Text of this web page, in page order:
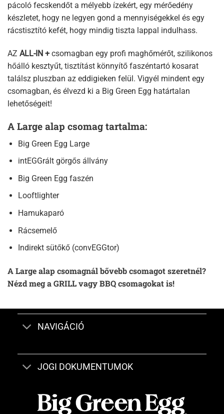
pácoló fecskendőt a mélyebb ízekért, egy mérőedény
készletet, hogy ne legyen gond a mennyiségekkel és egy
rácstisztító kefét, hogy mindig tiszta lappal indulhass.
AZ ALL-IN + csomagban egy profi maghőmérőt, szilikonos
hőálló kesztyűt, tisztítást könnyítő faszéntartó kosarat
találsz pluszban az eddigieken felül. Vigyél mindent egy
csomagban, és élvezd ki a Big Green Egg határtalan
lehetőségeit!
A Large alap csomag tartalma:
Big Green Egg Large
intEGGrált görgős állvány
Big Green Egg faszén
Looftlighter
Hamukaparó
Rácsemelő
Indirekt sütőkő (convEGGtor)
A Large alap csomagnál bővebb csomagot szeretnél?
Nézd meg a GRILL vagy BBQ csomagokat is!
NAVIGÁCIÓ
JOGI DOKUMENTUMOK